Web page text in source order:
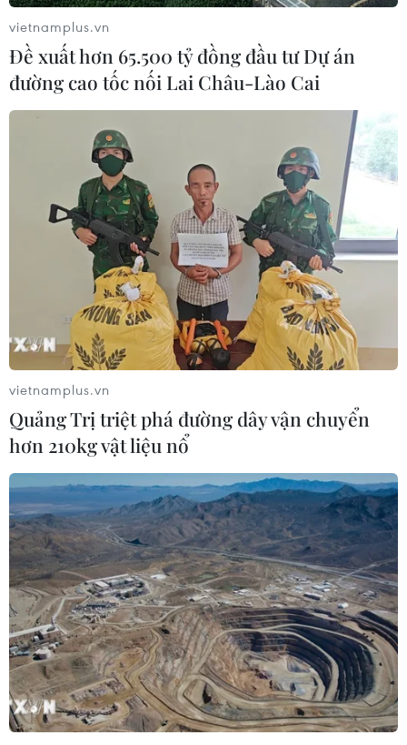
TIN CÙNG CHUYÊN MỤC
Khám phá vẻ đẹp Văn Miếu-Quốc Tử
vietnamplus.vn
Đề xuất hơn 65.500 tỷ đồng đầu tư Dự án
đường cao tốc nối Lai Châu-Lào Cai
vietnamplus.vn
Quảng Trị triệt phá đường dây vận chuyển
hơn 210kg vật liệu nổ